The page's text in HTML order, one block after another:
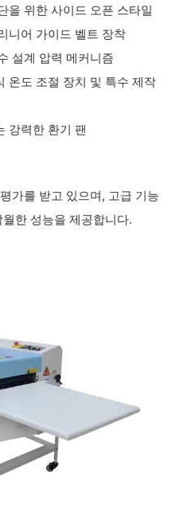
을 위한 사이드 오픈 스타일
니어 가이드 벨트 장착
설계 압력 메커니즘
온도 조절 장치 및 특수 제작
강력한 환기 팬
가를 받고 있으며, 고급 기능
한 성능을 제공합니다.